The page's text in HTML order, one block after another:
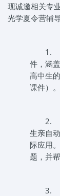
现诚邀相关专
光学夏令营辅
1.
件，涵
高中生
课件）。
2.
生亲自
际应用
题，并
3.